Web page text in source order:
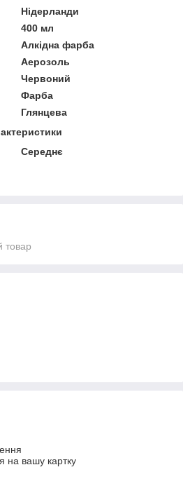
Нідерланди
400 мл
Алкідна фарба
Аерозоль
Червоний
Фарба
Глянцева
Середнє
товар
на вашу картку